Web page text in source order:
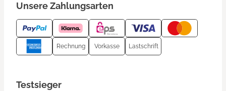
Unsere Zahlungsarten
Rechnung Vorkasse Lastschrift
Testsieger